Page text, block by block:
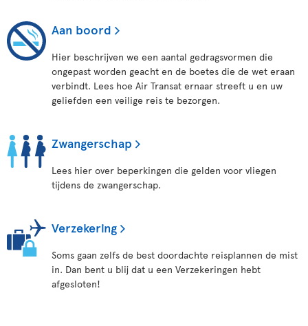
Aan boord
Hier beschrijven we een aantal gedragsvormen die
ongepast worden geacht en de boetes die de wet eraan
verbindt. Lees hoe Air Transat ernaar streeft u en uw
geliefden een veilige reis te bezorgen.
Zwangerschap
Lees hier over beperkingen die gelden voor vliegen
tijdens de zwangerschap.
Verzekering
Soms gaan zelfs de best doordachte reisplannen de mist
in. Dan bent u blij dat u een Verzekeringen hebt
afgesloten!